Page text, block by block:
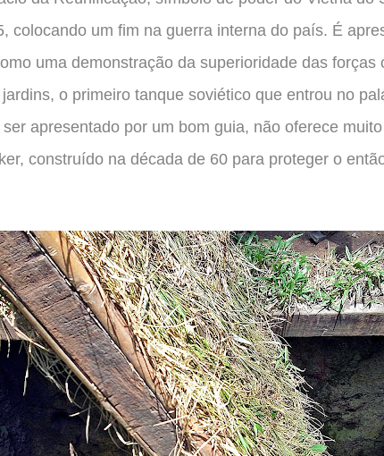
colocando um fim na guerra interna do país. É
uma demonstração da superioridade das forças
o primeiro tanque soviético que entrou no
apresentado por um bom guia, não oferece
construído na década de 60 para proteger o